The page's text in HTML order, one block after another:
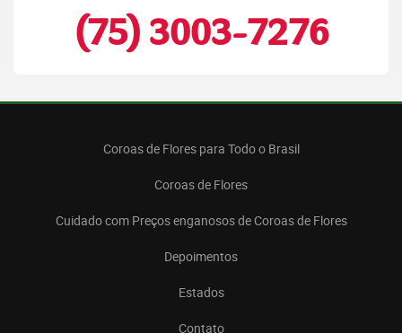
(75) 3003-7276
Coroas de Flores para Todo o Brasil
Coroas de Flores
Cuidado com Preços enganosos de Coroas de Flores
Depoimentos
Estados
Contato